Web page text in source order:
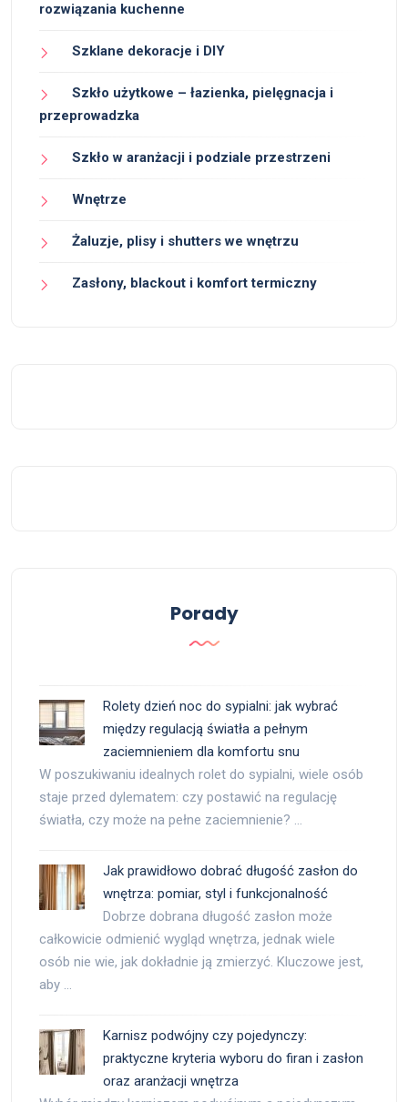
rozwiązania kuchenne
Szklane dekoracje i DIY
Szkło użytkowe – łazienka, pielęgnacja i
przeprowadzka
Szkło w aranżacji i podziale przestrzeni
Wnętrze
Żaluzje, plisy i shutters we wnętrzu
Zasłony, blackout i komfort termiczny
Porady
Rolety dzień noc do sypialni: jak wybrać
między regulacją światła a pełnym
zaciemnieniem dla komfortu snu
W poszukiwaniu idealnych rolet do sypialni, wiele osób
staje przed dylematem: czy postawić na regulację
światła, czy może na pełne zaciemnienie? …
Jak prawidłowo dobrać długość zasłon do
wnętrza: pomiar, styl i funkcjonalność
Dobrze dobrana długość zasłon może
całkowicie odmienić wygląd wnętrza, jednak wiele
osób nie wie, jak dokładnie ją zmierzyć. Kluczowe jest,
aby …
Karnisz podwójny czy pojedynczy:
praktyczne kryteria wyboru do firan i zasłon
oraz aranżacji wnętrza